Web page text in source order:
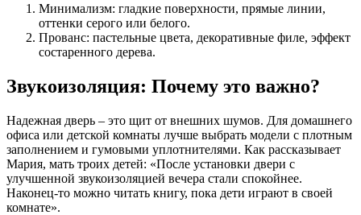
Минимализм: гладкие поверхности, прямые линии,
оттенки серого или белого.
Прованс: пастельные цвета, декоративные филе, эффект
состаренного дерева.
Звукоизоляция: Почему это важно?
Надежная дверь – это щит от внешних шумов. Для домашнего
офиса или детской комнаты лучше выбрать модели с плотным
заполнением и гумовыми уплотнителями. Как рассказывает
Мария, мать троих детей: «После установки двери с
улучшенной звукоизоляцией вечера стали спокойнее.
Наконец-то можно читать книгу, пока дети играют в своей
комнате».